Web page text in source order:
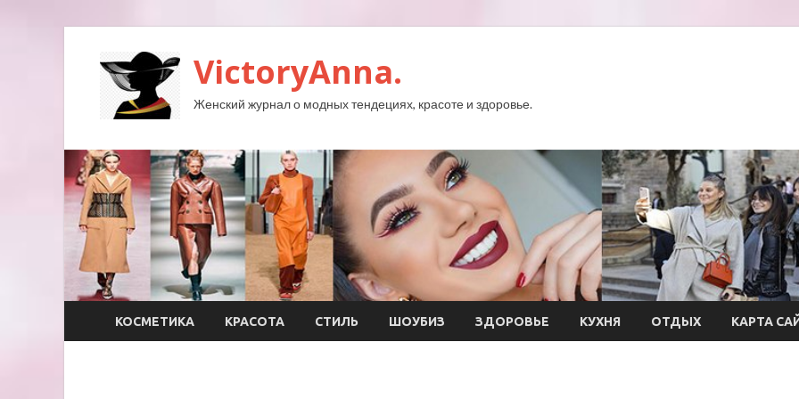
VictoryAnna.
Женский журнал о модных тендециях, красоте и здоровье.
КОСМЕТИКА КРАСОТА СТИЛЬ ШОУБИЗ ЗДОРОВЬЕ КУХНЯ ОТДЫХ КАРТА